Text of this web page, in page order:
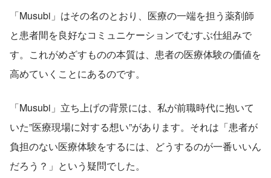
「Musubi」はその名のとおり、医療の一端を担う薬剤師
と患者間を良好なコミュニケーションでむすぶ仕組みで
す。これがめざすものの本質は、患者の医療体験の価値を
高めていくことにあるのです。
「Musubi」立ち上げの背景には、私が前職時代に抱いて
いた”医療現場に対する想い”があります。それは「患者が
負担のない医療体験をするには、どうするのが一番いいん
だろう？」という疑問でした。